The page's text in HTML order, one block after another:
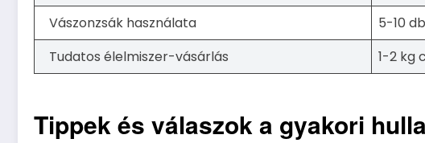
Vászonzsák használata
5-10
Tudatos élelmiszer-vásárlás
1-2 kg
Tippek és válaszok a gyakori